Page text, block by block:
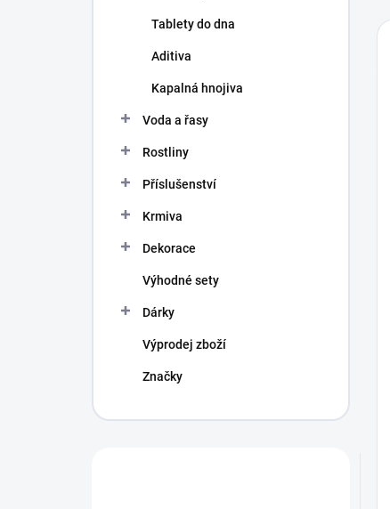
Tablety do dna
Aditiva
Kapalná hnojiva
Voda a řasy
Rostliny
Příslušenství
Krmiva
Dekorace
Výhodné sety
Dárky
Výprodej zboží
Značky